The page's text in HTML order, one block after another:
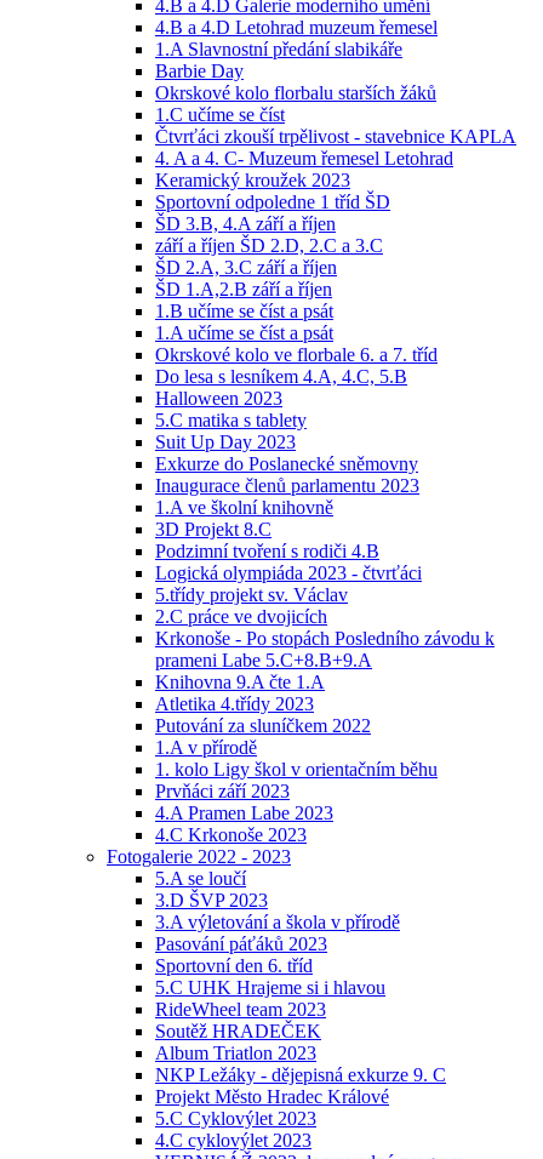
4.B a 4.D Galerie moderního umění
4.B a 4.D Letohrad muzeum řemesel
1.A Slavnostní předání slabikáře
Barbie Day
Okrskové kolo florbalu starších žáků
1.C učíme se číst
Čtvrťáci zkouší trpělivost - stavebnice KAPLA
4. A a 4. C- Muzeum řemesel Letohrad
Keramický kroužek 2023
Sportovní odpoledne 1 tříd ŠD
ŠD 3.B, 4.A září a říjen
září a říjen ŠD 2.D, 2.C a 3.C
ŠD 2.A, 3.C září a říjen
ŠD 1.A,2.B září a říjen
1.B učíme se číst a psát
1.A učíme se číst a psát
Okrskové kolo ve florbale 6. a 7. tříd
Do lesa s lesníkem 4.A, 4.C, 5.B
Halloween 2023
5.C matika s tablety
Suit Up Day 2023
Exkurze do Poslanecké sněmovny
Inaugurace členů parlamentu 2023
1.A ve školní knihovně
3D Projekt 8.C
Podzimní tvoření s rodiči 4.B
Logická olympiáda 2023 - čtvrťáci
5.třídy projekt sv. Václav
2.C práce ve dvojicích
Krkonoše - Po stopách Posledního závodu k
prameni Labe 5.C+8.B+9.A
Knihovna 9.A čte 1.A
Atletika 4.třídy 2023
Putování za sluníčkem 2022
1.A v přírodě
1. kolo Ligy škol v orientačním běhu
Prvňáci září 2023
4.A Pramen Labe 2023
4.C Krkonoše 2023
Fotogalerie 2022 - 2023
5.A se loučí
3.D ŠVP 2023
3.A výletování a škola v přírodě
Pasování páťáků 2023
Sportovní den 6. tříd
5.C UHK Hrajeme si i hlavou
RideWheel team 2023
Soutěž HRADEČEK
Album Triatlon 2023
NKP Ležáky - dějepisná exkurze 9. C
Projekt Město Hradec Králové
5.C Cyklovýlet 2023
4.C cyklovýlet 2023